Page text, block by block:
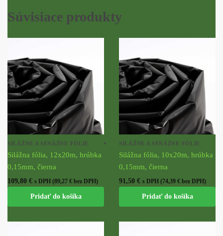
Súvisiace produkty
SILÁŽNE A SENÁŽNE FÓLIE
Silážna fólia, 12x20m, hrúbka
0,15mm, čierna
109,80 € s DPH (89,27 € bez DPH)
Pridať do košíka
SILÁŽNE A SENÁŽNE FÓLIE
Silážna fólia, 10x20m, hrúbka
0,15mm, čierna
91,50 € s DPH (74,39 € bez DPH)
Pridať do košíka